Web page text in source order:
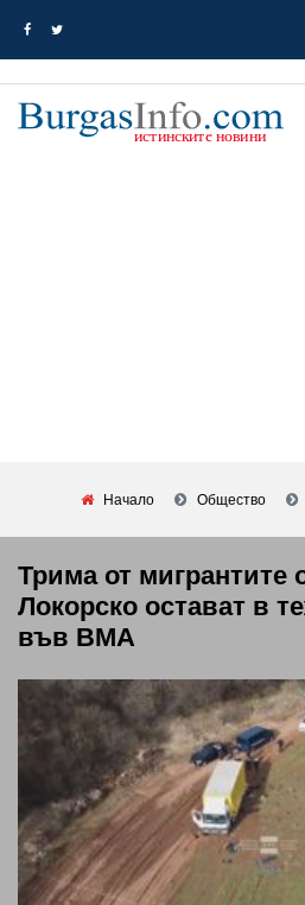
Начало Общество
Трима от мигрантите
Локорско остават в
във ВМА